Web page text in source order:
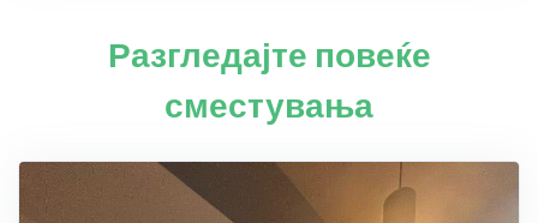
Разгледајте повеќе
сместувања